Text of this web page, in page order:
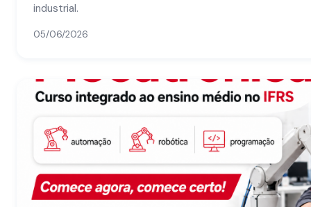
industrial.
05/06/2026